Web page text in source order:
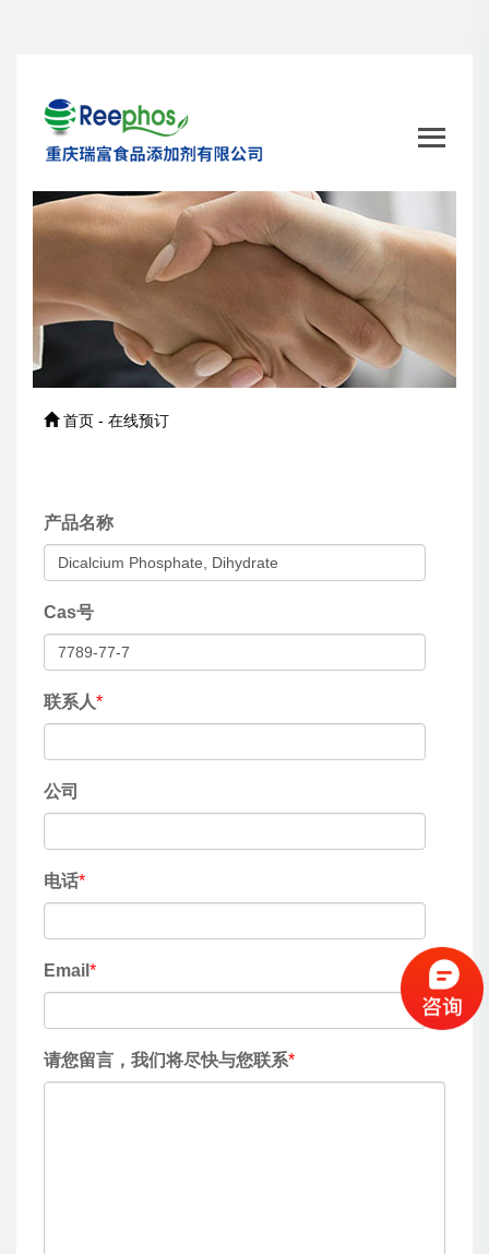
首页 - 在线预订
产品名称
Cas号
联系人*
公司
电话*
Email *
请您留言，我们将尽快与您联系*